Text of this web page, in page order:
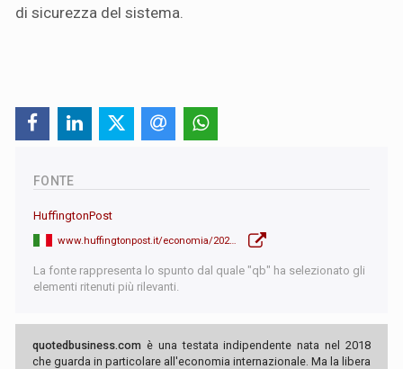
di sicurezza del sistema.
FONTE
HuffingtonPost
La fonte rappresenta lo spunto dal quale "qb" ha selezionato gli
elementi ritenuti più rilevanti.
quotedbusiness.com è una testata indipendente nata nel 2018
che guarda in particolare all'economia internazionale. Ma la libera